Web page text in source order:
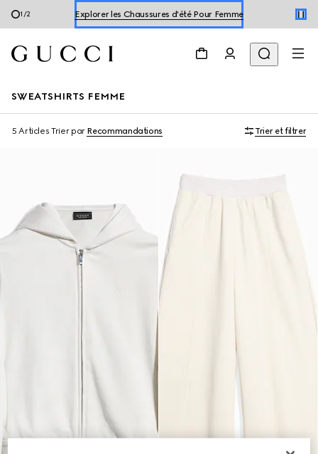
1 /2 Explorer les Chaussures d'été Pour Femme
SWEATSHIRTS FEMME
5 Articles Trier par Recommandations Trier et filtrer